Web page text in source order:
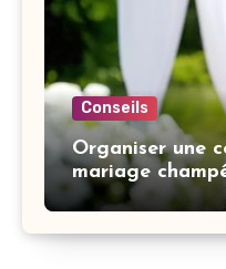
Conseils
Organiser une
mariage